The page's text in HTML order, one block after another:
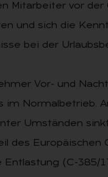
Mitarbeiter vor
und sich die
bei der
Vor- und
im Normalbetrieb.
Umständen
des
(C-385/